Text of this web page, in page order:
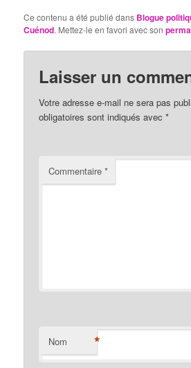
Ce contenu a été publié dans Blogue
Cuénod. Mettez-le en favori avec son
Laisser un
Votre adresse e-mail ne sera pas
obligatoires sont indiqués avec*
Commentaire*
Nom *